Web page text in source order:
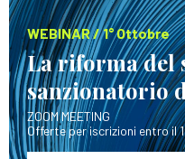
WEBINAR / 1° Ottobre
La riforma del
sanzionatorio
ZOOM MEETING
Offerte per iscrizioni entro il